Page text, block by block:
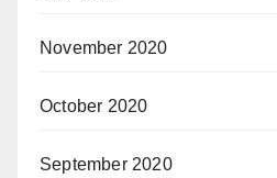
November 2020
October 2020
September 2020